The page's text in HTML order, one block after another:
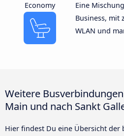
Economy
Eine
Business, mit
WLAN und
Weitere
Main und nach Sankt
Hier findest Du eine Übersicht der